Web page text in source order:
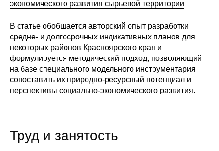
О совете
Материалы
Конкурсы и вакансии
экономического развития сырьевой территории
В статье обобщается авторский опыт разработки
средне- и долгосрочных индикативных планов для
некоторых районов Красноярского края и
формулируется методический подход, позволяющий
на базе специального модельного инструментария
сопоставить их природно-ресурсный потенциал и
перспективы социально-экономического развития.
Труд и занятость